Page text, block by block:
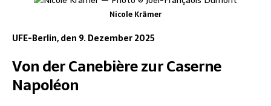
Nicole Krämer
UFE-Berlin, den 9. Dezember 2025
Von der Canebière zur Caserne
Napoléon